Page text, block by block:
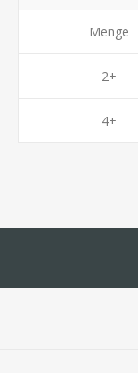
Menge
2+
4+